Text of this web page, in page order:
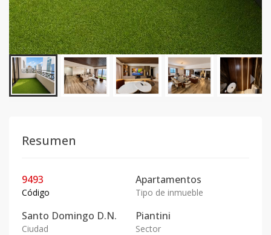
Resumen
9493
Código
Apartamentos
Tipo de inmueble
Santo Domingo D.N.
Ciudad
Piantini
Sector